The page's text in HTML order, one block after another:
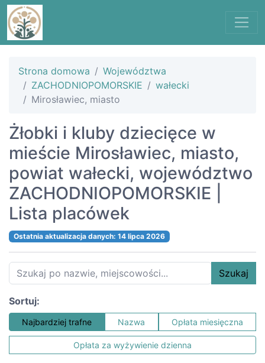
Strona domowa
Województwa
ZACHODNIOPOMORSKIE
wałecki
Mirosławiec, miasto
Żłobki i kluby dziecięce w
mieście Mirosławiec, miasto,
powiat wałecki, województwo
ZACHODNIOPOMORSKIE |
Lista placówek
Ostatnia aktualizacja danych: 14 lipca 2026
Szukaj
Sortuj:
Najbardziej trafne Nazwa Opłata miesięczna
Opłata za wyżywienie dzienna